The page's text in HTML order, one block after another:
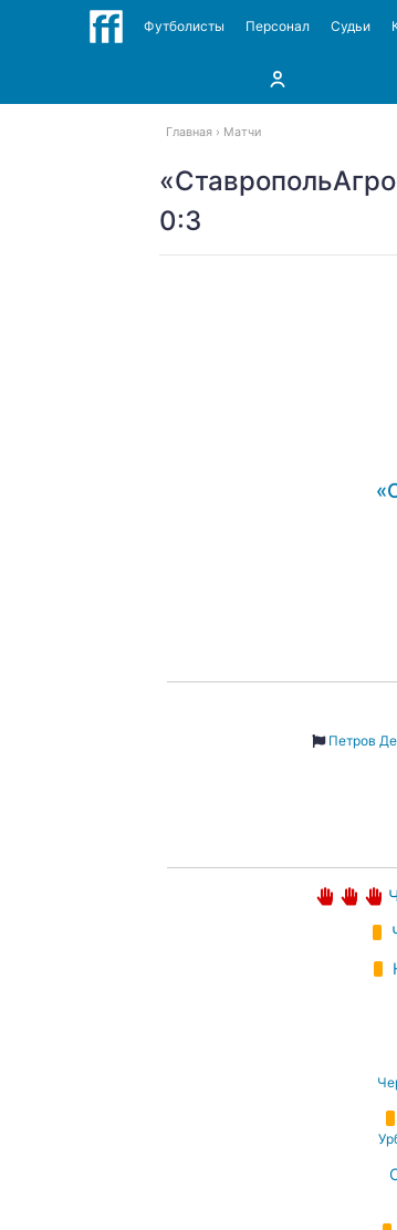
Футболисты Персонал Судьи
Главная Матчи
0:3
Петров